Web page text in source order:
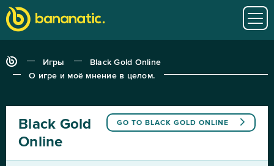
Игры
Black Gold Online
О игре и моё мнение в целом.
GO TO BLACK GOLD ONLINE
Black Gold
Online